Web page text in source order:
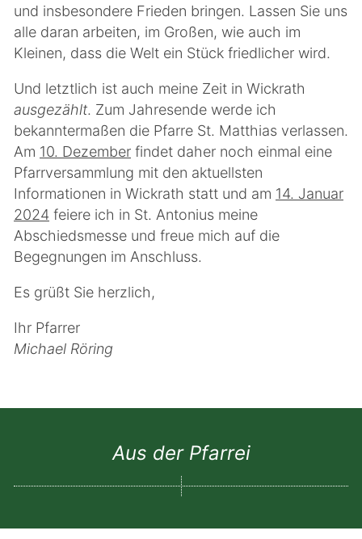
und insbesondere Frieden bringen. Lassen Sie uns
alle daran arbeiten, im Großen, wie auch im
Kleinen, dass die Welt ein Stück friedlicher wird.
Und letztlich ist auch meine Zeit in Wickrath
ausgezählt. Zum Jahresende werde ich
bekanntermaßen die Pfarre St. Matthias verlassen.
Am 10. Dezember findet daher noch einmal eine
Pfarrversammlung mit den aktuellsten
Informationen in Wickrath statt und am 14. Januar
2024 feiere ich in St. Antonius meine
Abschiedsmesse und freue mich auf die
Begegnungen im Anschluss.
Es grüßt Sie herzlich,
Ihr Pfarrer
Michael Röring
Aus der Pfarrei